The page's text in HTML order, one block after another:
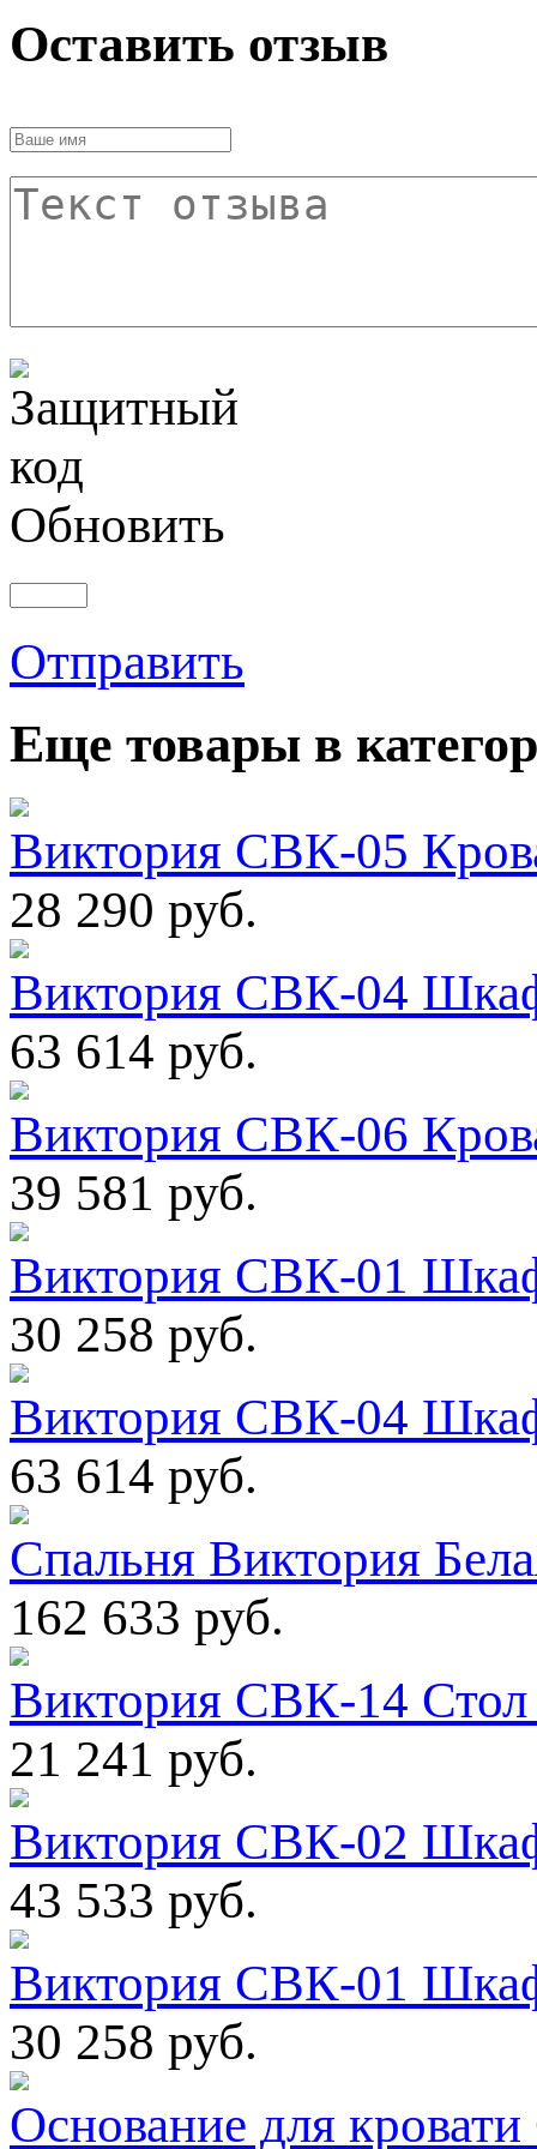
Оставить отзыв
Обновить
Отправить
Еще товары в
Виктория СВК-05
28 290 руб.
Виктория СВК-04
63 614 руб.
Виктория СВК-06
39 581 руб.
Виктория СВК-01
30 258 руб.
Виктория СВК-04
63 614 руб.
Спальня Виктория
162 633 руб.
Виктория СВК-14 Стол
21 241 руб.
Виктория СВК-02
43 533 руб.
Виктория СВК-01
30 258 руб.
Основание для